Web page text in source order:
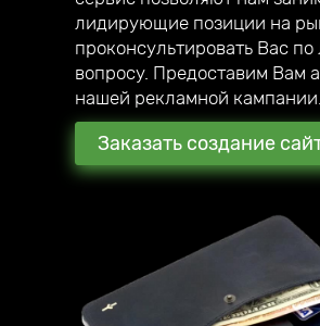
Делаемстильные
которые вас
Приветствую, меня зовут
Юзефович, я руководитель
Unicode-Profi
Мы стараемся превзойти
своим знакомым и партнёрам.
С каждым клиентом общаюсь
детально отвечаю на все
лидирующие позиции на
проконсультировать Вас
вопросу. Предоставим Вам
нашей рекламной кампании.
Заказать создание